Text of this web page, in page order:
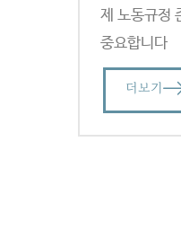
제 노동규정
중요합니다
더보기